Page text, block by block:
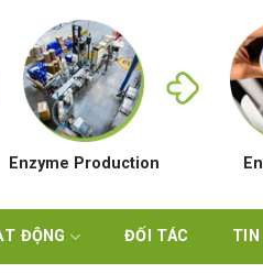
Enzyme Production
ĐỘNG ĐỐI TÁC TIN